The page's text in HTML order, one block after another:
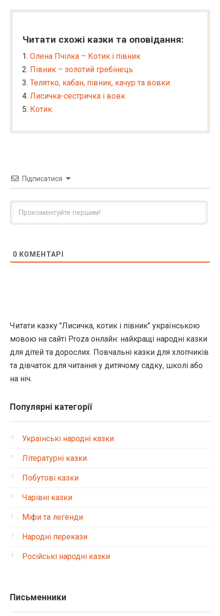
Читати схожі казки та оповідання:
Олена Пчілка – Котик і півник
Півник – золотий гребінець
Телятко, кабан, півник, качур та вовки
Лисичка-сестричка і вовк
Котик
Підписатися
0 КОМЕНТАРІ
Читати казку "Лисичка, котик і півник" українською
мовою на сайті Proza онлайн: найкращі народні казки
для дітей та дорослих. Повчальні казки для хлопчиків
та дівчаток для читання у дитячому садку, школі або
на ніч.
Популярні категорії
Українські народні казки
Літературні казки
Побутові казки
Чарівні казки
Міфи та легенди
Народні перекази
Російські народні казки
Письменники